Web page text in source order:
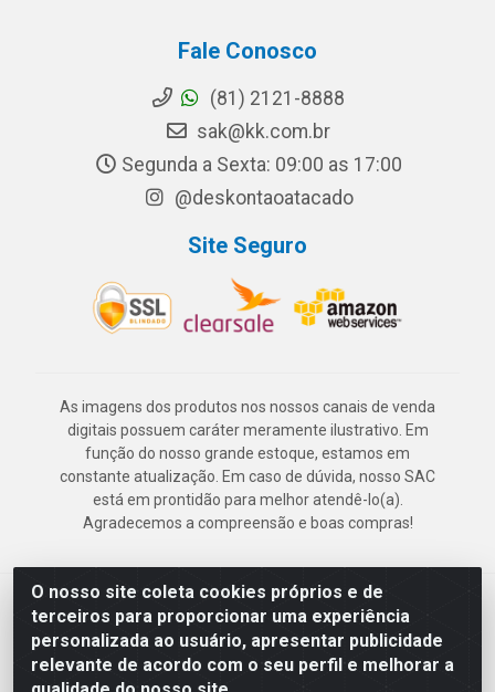
O nosso site coleta cookies próprios e de
terceiros para proporcionar uma experiência
personalizada ao usuário, apresentar publicidade
relevante de acordo com o seu perfil e melhorar a
Fale Conosco
(81) 2121-8888
sak@kk.com.br
Segunda a Sexta: 09:00 as 17:00
@deskontaoatacado
Site Seguro
As imagens dos produtos nos nossos canais de venda
digitais possuem caráter meramente ilustrativo. Em
função do nosso grande estoque, estamos em
constante atualização. Em caso de dúvida, nosso SAC
está em prontidão para melhor atendê-lo(a).
Agradecemos a compreensão e boas compras!
Deskontão Atacado - Av. Marechal Mascarenhas de Morais, 2471 -
Imbiribeira - Recife/PE - CEP 51.150-001 - CNPJ 24.150.377/0003-
57